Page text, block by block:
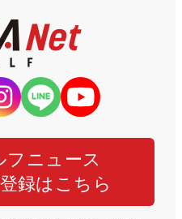
フニュース
録はこちら